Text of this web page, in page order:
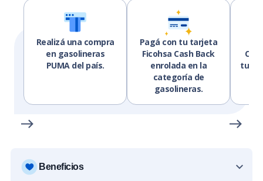
Realizá una compra
en gasolineras
PUMA del país.
Pagá con tu tarjeta
Ficohsa Cash Back
enrolada en la
categoría de
gasolineras.
tu
Beneficios